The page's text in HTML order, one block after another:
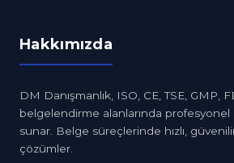
Hakkımızda
DM Danışmanlık, ISO, CE, TSE, GMP,
belgelendirme alanlarında profesyonel
sunar. Belge süreçlerinde hızlı,
çözümler.